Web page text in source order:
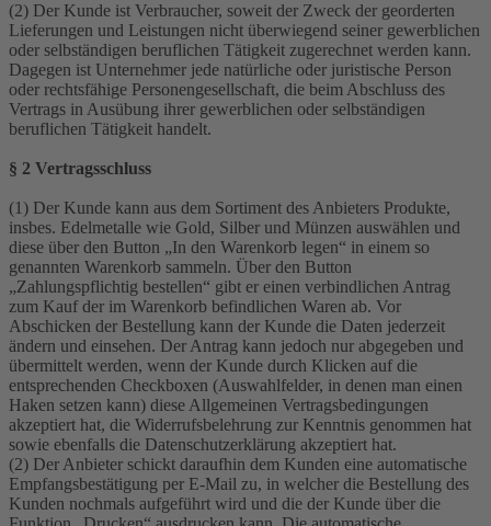
(2) Der Kunde ist Verbraucher, soweit der Zweck der georderten
Lieferungen und Leistungen nicht überwiegend seiner gewerblichen
oder selbständigen beruflichen Tätigkeit zugerechnet werden kann.
Dagegen ist Unternehmer jede natürliche oder juristische Person
oder rechtsfähige Personengesellschaft, die beim Abschluss des
Vertrags in Ausübung ihrer gewerblichen oder selbständigen
beruflichen Tätigkeit handelt.
§ 2 Vertragsschluss
(1) Der Kunde kann aus dem Sortiment des Anbieters Produkte,
insbes. Edelmetalle wie Gold, Silber und Münzen auswählen und
diese über den Button „In den Warenkorb legen“ in einem so
genannten Warenkorb sammeln. Über den Button
„Zahlungspflichtig bestellen“ gibt er einen verbindlichen Antrag
zum Kauf der im Warenkorb befindlichen Waren ab. Vor
Abschicken der Bestellung kann der Kunde die Daten jederzeit
ändern und einsehen. Der Antrag kann jedoch nur abgegeben und
übermittelt werden, wenn der Kunde durch Klicken auf die
entsprechenden Checkboxen (Auswahlfelder, in denen man einen
Haken setzen kann) diese Allgemeinen Vertragsbedingungen
akzeptiert hat, die Widerrufsbelehrung zur Kenntnis genommen hat
sowie ebenfalls die Datenschutzerklärung akzeptiert hat.
(2) Der Anbieter schickt daraufhin dem Kunden eine automatische
Empfangsbestätigung per E-Mail zu, in welcher die Bestellung des
Kunden nochmals aufgeführt wird und die der Kunde über die